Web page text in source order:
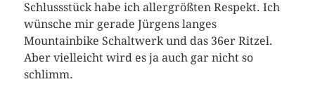
Schlussstück habe ich allergrößten Respekt. Ich
wünsche mir gerade Jürgens langes
Mountainbike Schaltwerk und das 36er Ritzel.
Aber vielleicht wird es ja auch gar nicht so
schlimm.